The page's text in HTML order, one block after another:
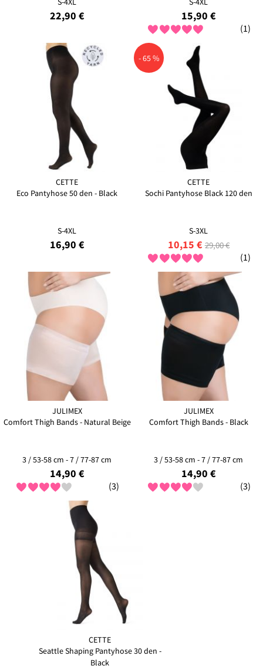
22,90 € 15,90 €
(1)
CETTE
Eco Pantyhose 50 den - Black
S-4XL
16,90 €
- 65 %
CETTE
Sochi Pantyhose Black 120 den
S-3XL
10,15 € 29,00 €
(1)
JULIMEX
Comfort Thigh Bands - Natural Beige
3 / 53-58 cm - 7 / 77-87 cm
14,90 €
(3)
JULIMEX
Comfort Thigh Bands - Black
3 / 53-58 cm - 7 / 77-87 cm
14,90 €
(3)
CETTE
Seattle Shaping Pantyhose 30 den -
Black